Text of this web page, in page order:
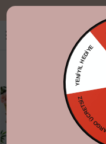
KARGO ÜCRETSİZ
YENİYIL HEDİYE